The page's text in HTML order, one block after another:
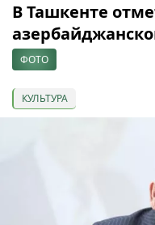
В Ташкенте
ФОТО
КУЛЬТУРА